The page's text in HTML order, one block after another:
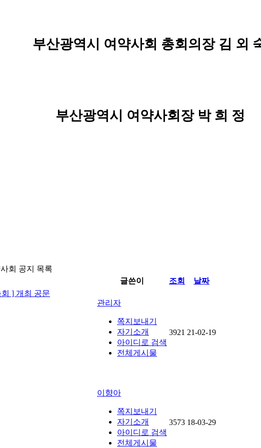
부산광역시 여약사회 총회의장 김 외
부산광역시 여약사회장 박 희 정
회 공지 목록
글쓴이 조회 날짜
] 개최 공문
관리자
쪽지보내기
자기소개
아이디로 검색
전체게시물
3921 21-02-19
이향아
쪽지보내기
자기소개
아이디로 검색
전체게시물
3573 18-03-29